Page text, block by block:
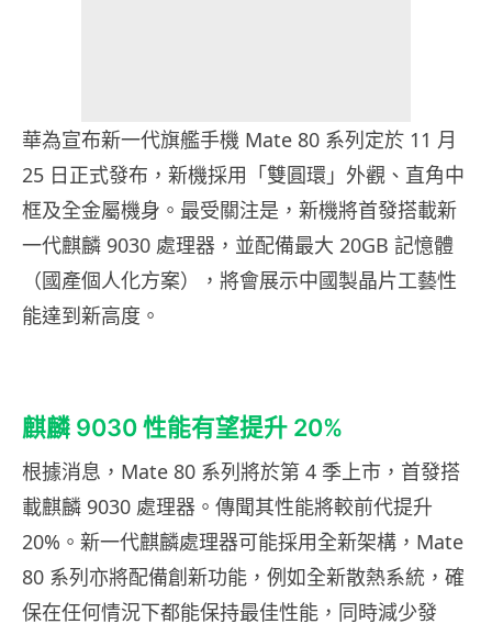
華為宣布新一代旗艦手機 Mate 80 系列定於 11 月
25 日正式發布，新機採用「雙圓環」外觀、直角中
框及全金屬機身。最受關注是，新機將首發搭載新
一代麒麟 9030 處理器，並配備最大 20GB 記憶體
（國產個人化方案），將會展示中國製晶片工藝性
能達到新高度。
麒麟 9030 性能有望提升 20%
根據消息，Mate 80 系列將於第 4 季上市，首發搭
載麒麟 9030 處理器。傳聞其性能將較前代提升
20%。新一代麒麟處理器可能採用全新架構，Mate
80 系列亦將配備創新功能，例如全新散熱系統，確
保在任何情況下都能保持最佳性能，同時減少發